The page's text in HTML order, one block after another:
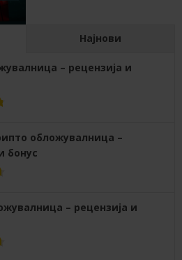
Најнови
– рецензија и
обложувалница –
бонус
– рецензија и